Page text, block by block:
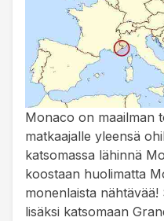
Monaco on maailman
matkaajalle yleensä
katsomassa lähinnä
koostaan huolimatta
monenlaista
lisäksi katsomaan